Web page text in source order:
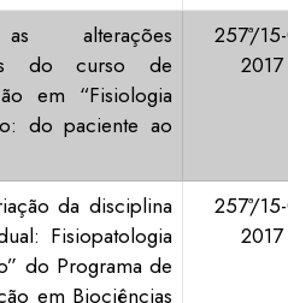
alterações
do curso de
em “Fisiologia
do paciente ao
257ª/
2017
da disciplina
Fisiopatologia
do Programa de
em Biociências
257ª/
2017